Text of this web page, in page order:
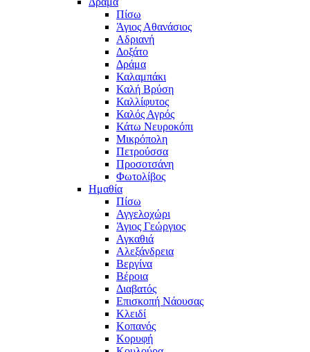
Πίσω
Άγιος Αθανάσιος
Αδριανή
Δοξάτο
Δράμα
Καλαμπάκι
Καλή Βρύση
Καλλίφυτος
Καλός Αγρός
Κάτω Νευροκόπι
Μικρόπολη
Πετρούσσα
Προσοτσάνη
Φωτολίβος
Ημαθία
Πίσω
Αγγελοχώρι
Άγιος Γεώργιος
Αγκαθιά
Αλεξάνδρεια
Βεργίνα
Βέροια
Διαβατός
Επισκοπή Νάουσας
Κλειδί
Κοπανός
Κορυφή